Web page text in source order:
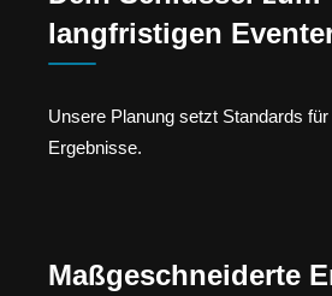
langfristigen
Unsere Planung setzt Standards
Ergebnisse.
Maßgeschneiderte